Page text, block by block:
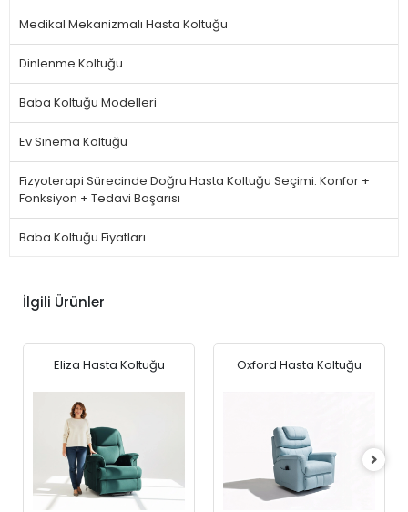
Medikal Mekanizmalı Hasta Koltuğu
Dinlenme Koltuğu
Baba Koltuğu Modelleri
Ev Sinema Koltuğu
Fizyoterapi Sürecinde Doğru Hasta Koltuğu Seçimi: Konfor +
Fonksiyon + Tedavi Başarısı
Baba Koltuğu Fiyatları
İlgili Ürünler
Eliza Hasta Koltuğu Oxford Hasta Koltuğu